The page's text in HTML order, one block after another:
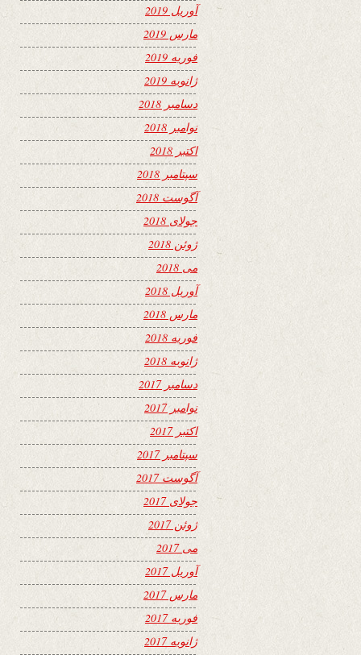
آوریل 2019
مارس 2019
فوریه 2019
ژانویه 2019
دسامبر 2018
نوامبر 2018
اکتبر 2018
سپتامبر 2018
آگوست 2018
جولای 2018
ژوئن 2018
می 2018
آوریل 2018
مارس 2018
فوریه 2018
ژانویه 2018
دسامبر 2017
نوامبر 2017
اکتبر 2017
سپتامبر 2017
آگوست 2017
جولای 2017
ژوئن 2017
می 2017
آوریل 2017
مارس 2017
فوریه 2017
ژانویه 2017